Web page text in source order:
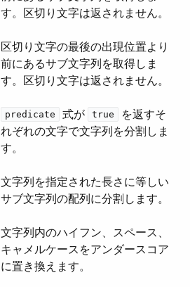
す。区切り文字は返されません。
区切り文字の最後の出現位置より
前にあるサブ文字列を取得しま
す。区切り文字は返されません。
predicate ​ 式が ​ true
​ を返すそ
れぞれの文字で文字列を分割しま
す。
文字列を指定された長さに等しい
サブ文字列の配列に分割します。
文字列内のハイフン、スペース、
キャメルケースをアンダースコア
に置き換えます。